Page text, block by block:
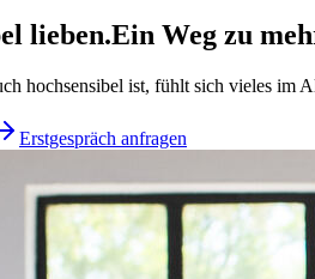
lieben.Ein Weg zu
hochsensibel ist, fühlt sich vieles im
Erstgespräch anfragen